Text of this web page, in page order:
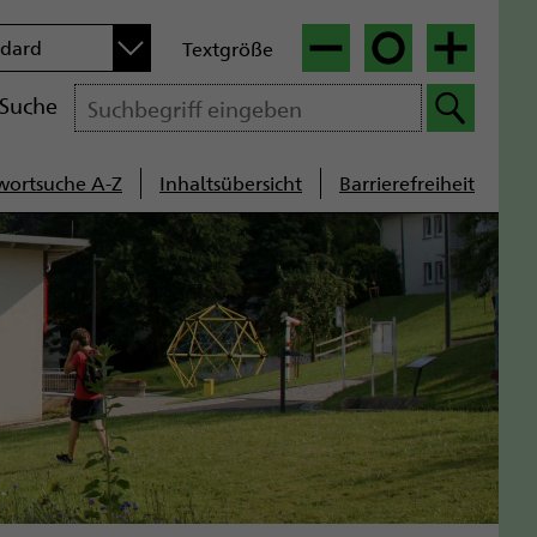
Textgröße
Suche
A-Z Inhaltsübersicht Barrierefreiheit